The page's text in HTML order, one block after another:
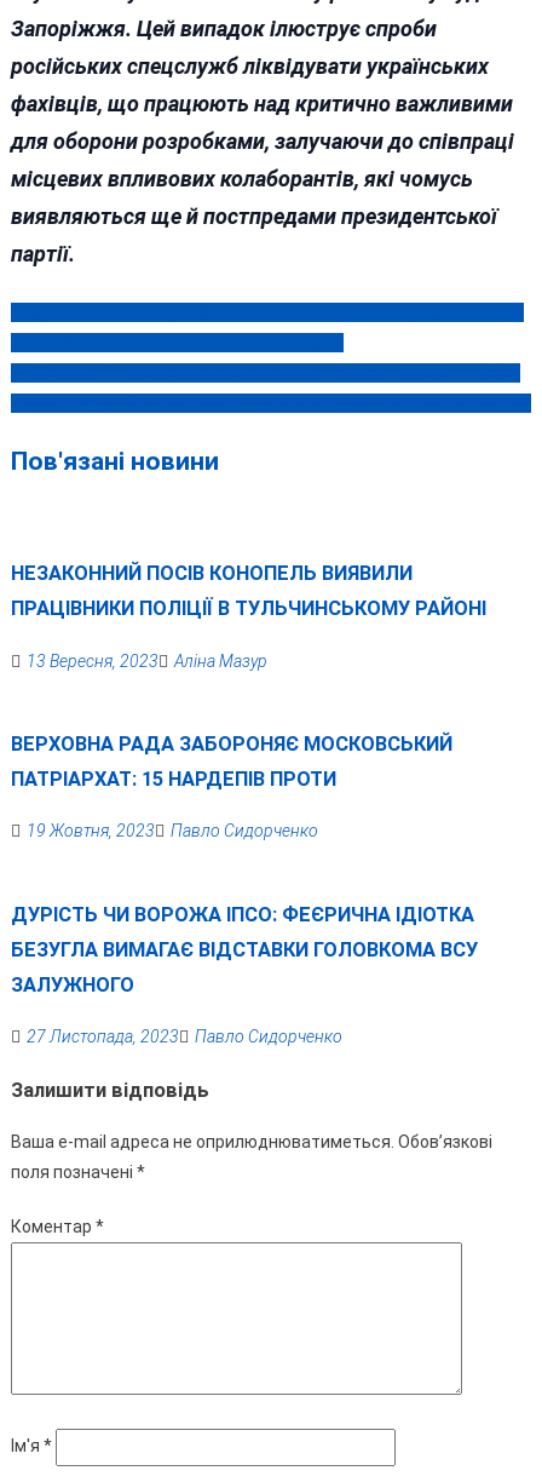
Запоріжжя. Цей випадок ілюструє спроби
російських спецслужб ліквідувати українських
фахівців, що працюють над критично важливими
для оборони розробками, залучаючи до співпраці
місцевих впливових колаборантів, які чомусь
виявляються ще й постпредами президентської
партії.
Навігація
записів
Пов'язані новини
НЕЗАКОННИЙ ПОСІВ КОНОПЕЛЬ ВИЯВИЛИ
ПРАЦІВНИКИ ПОЛІЦІЇ В ТУЛЬЧИНСЬКОМУ РАЙОНІ
13 Вересня, 2023 Аліна Мазур
ВЕРХОВНА РАДА ЗАБОРОНЯЄ МОСКОВСЬКИЙ
ПАТРІАРХАТ: 15 НАРДЕПІВ ПРОТИ
19 Жовтня, 2023 Павло Сидорченко
ДУРІСТЬ ЧИ ВОРОЖА ІПСО: ФЕЄРИЧНА ІДІОТКА
БЕЗУГЛА ВИМАГАЄ ВІДСТАВКИ ГОЛОВКОМА ВСУ
ЗАЛУЖНОГО
27 Листопада, 2023 Павло Сидорченко
Залишити відповідь
Ваша e-mail адреса не оприлюднюватиметься. Обов’язкові
поля позначені *
Коментар *
Ім'я *